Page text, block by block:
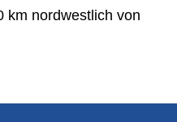
km nordwestlich von